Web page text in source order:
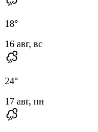
18°
16 авг, вс
24°
17 авг, пн